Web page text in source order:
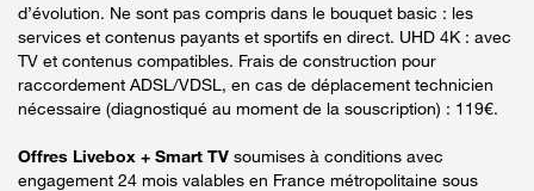
d’évolution. Ne sont pas compris dans le bouquet basic : les
services et contenus payants et sportifs en direct. UHD 4K : avec
TV et contenus compatibles. Frais de construction pour
raccordement ADSL/VDSL, en cas de déplacement technicien
nécessaire (diagnostiqué au moment de la souscription) : 119€.
Offres Livebox + Smart TV soumises à conditions avec
engagement 24 mois valables en France métropolitaine sous